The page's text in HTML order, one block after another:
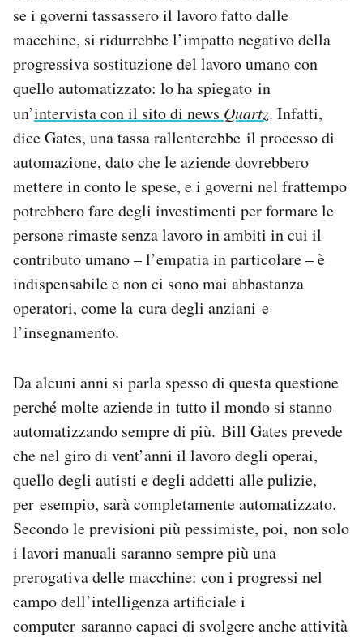
AREA PERSONALE
Area Personale
Newsletter
Notifiche mobile
Regala il Post
se i governi tassassero il lavoro fatto dalle
macchine, si ridurrebbe l’impatto negativo della
progressiva sostituzione del lavoro umano con
quello automatizzato: lo ha spiegato in
un’intervista con il sito di news Quartz. Infatti,
dice Gates, una tassa rallenterebbe il processo di
automazione, dato che le aziende dovrebbero
mettere in conto le spese, e i governi nel frattempo
potrebbero fare degli investimenti per formare le
persone rimaste senza lavoro in ambiti in cui il
contributo umano – l’empatia in particolare – è
indispensabile e non ci sono mai abbastanza
operatori, come la cura degli anziani e
l’insegnamento.
Da alcuni anni si parla spesso di questa questione
perché molte aziende in tutto il mondo si stanno
automatizzando sempre di più. Bill Gates prevede
che nel giro di vent’anni il lavoro degli operai,
quello degli autisti e degli addetti alle pulizie,
per esempio, sarà completamente automatizzato.
Secondo le previsioni più pessimiste, poi, non solo
i lavori manuali saranno sempre più una
prerogativa delle macchine: con i progressi nel
campo dell’intelligenza artificiale i
computer saranno capaci di svolgere anche attività